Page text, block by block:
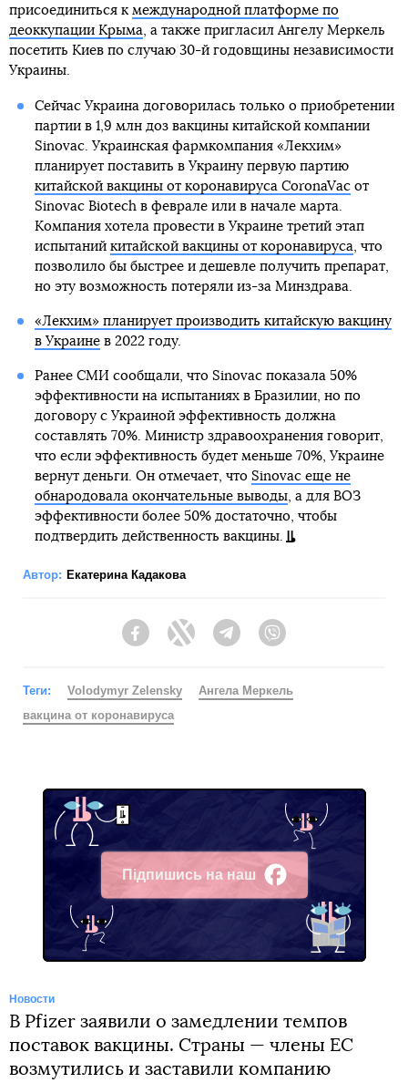
присоединиться к международной платформе по
деоккупации Крыма, а также пригласил Ангелу Меркель
посетить Киев по случаю 30-й годовщины независимости
Украины.
Сейчас Украина договорилась только о приобретении
партии в 1,9 млн доз вакцины китайской компании
Sinovac. Украинская фармкомпания «Лекхим»
планирует поставить в Украину первую партию
китайской вакцины от коронавируса CoronaVacот
Sinovac Biotech в феврале или в начале марта.
Компания хотела провести в Украине третий этап
испытаний китайской вакцины от коронавируса, что
позволило бы быстрее и дешевле получить препарат,
но эту возможность потеряли из-за Минздрава.
«Лекхим» планирует производить китайскую вакцину
в Украинев 2022 году.
Ранее СМИ сообщали, что Sinovac показала 50%
эффективности на испытаниях в Бразилии, но по
договору с Украиной эффективность должна
составлять 70%. Министр здравоохранения говорит,
что если эффективность будет меньше 70%, Украине
вернут деньги. Он отмечает, что Sinovac еще не
обнародовала окончательные выводы, а для ВОЗ
эффективности более 50% достаточно, чтобы
подтвердить действенность вакцины.
Автор: Екатерина Кадакова
FacebookTwitter Telegram
Теги: Volodymyr Zelensky
Ангела Меркель
вакцина от коронавируса
Підпишись на наш
Facebook
Новости
В Pfizer заявили о замедлении темпов
поставок вакцины. Страны — члены ЕС
возмутились и заставили компанию